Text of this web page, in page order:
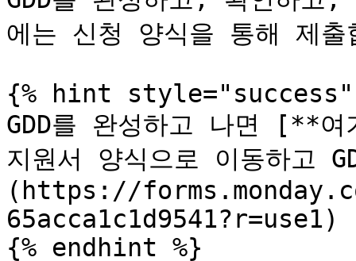
에는 신청 양식을 통해 제출
{% hint style="success"
GDD를 완성하고 나면 [**
지원서 양식으로 이동하고
(https://
65acca1c1d9541?r=use1)
{% endhint %}